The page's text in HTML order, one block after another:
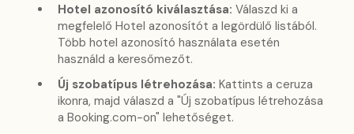
Hotel azonosító kiválasztása: Válaszd ki a
megfelelő Hotel azonosítót a legördülő listából.
Több hotel azonosító használata esetén
használd a keresőmezőt.
Új szobatípus létrehozása: Kattints a ceruza
ikonra, majd válaszd a "Új szobatípus létrehozása
a Booking.com-on" lehetőséget.